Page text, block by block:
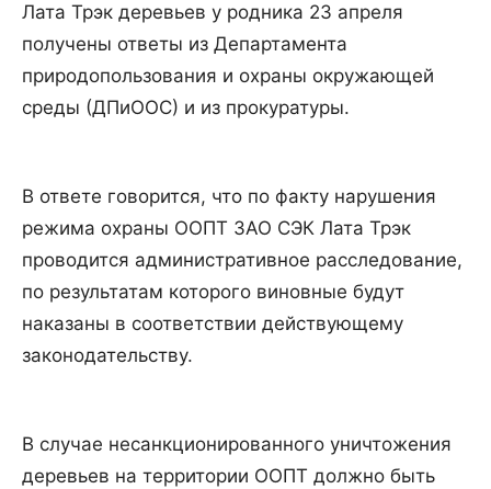
Лата Трэк деревьев у родника 23 апреля
получены ответы из Департамента
природопользования и охраны окружающей
среды (ДПиООС) и из прокуратуры.
В ответе говорится, что по факту нарушения
режима охраны ООПТ ЗАО СЭК Лата Трэк
проводится административное расследование,
по результатам которого виновные будут
наказаны в соответствии действующему
законодательству.
В случае несанкционированного уничтожения
деревьев на территории ООПТ должно быть